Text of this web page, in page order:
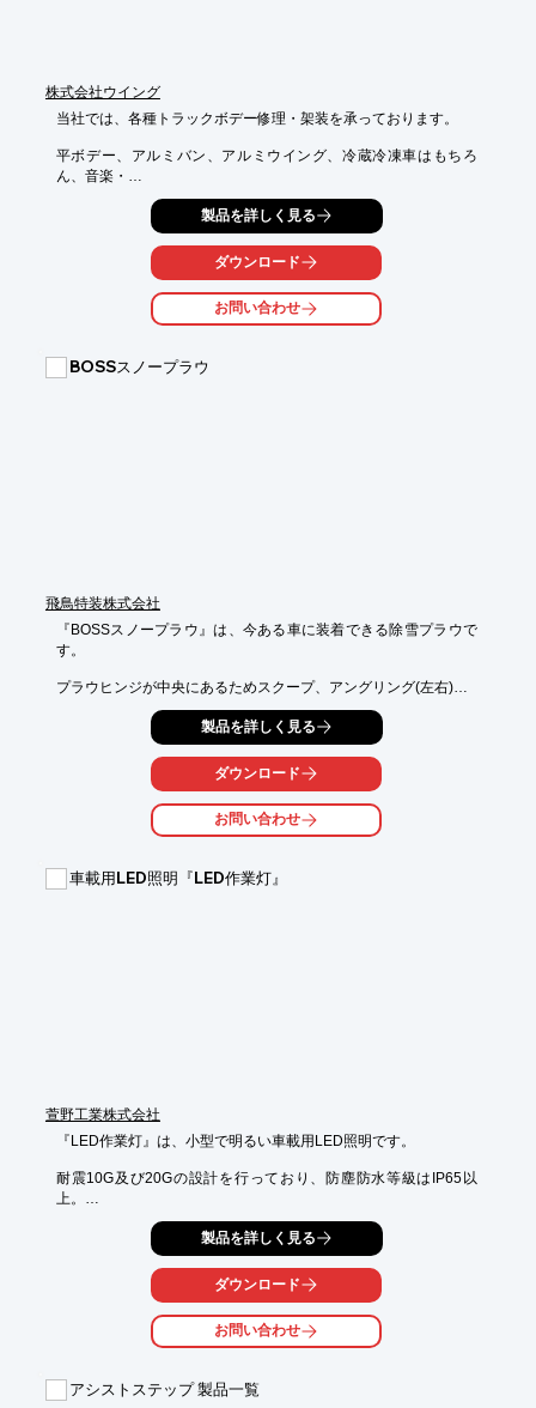
株式会社ウイング
当社では、各種トラックボデー修理・架装を承っております。
平ボデー、アルミバン、アルミウイング、冷蔵冷凍車はもちろ
ん、音楽・
芸能・スポーツイベント機材運搬車をはじめ、レーシングカーな
車両輸送用トレーラー、精密機器輸送用空調コンテナトレーラ
動くオフィスなどオーダーメイドの対応も可能です。
■オーダーメイド可能。
■納期の信頼性あり。
製品を詳しく見る
ダウンロード
お問い合わせ
BOSSスノープラウ
飛鳥特装株式会社
『BOSSスノープラウ』は、今ある車に装着できる除雪プラウで
す。
プラウヒンジが中央にあるためスクープ、アングリング(左右)、V
4通りのプラウ形状に変更可能。また、プラウ形状変更操作は室
ジョイスティックにより、簡単に操作することができます。
トラックならではの高速除雪が可能になり、狭い場所の除雪も可
■4通りの形状に変化
製品を詳しく見る
ダウンロード
お問い合わせ
車載用LED照明『LED作業灯』
萱野工業株式会社
『LED作業灯』は、小型で明るい車載用LED照明です。
耐震10G及び20Gの設計を行っており、防塵防水等級はIP65以
上。
特装車の作業灯やフォグランプに適しているLED照明です。
また、特装車のDaylightに適している「LED Daylight」や
特装車用テールランプ「LED Rear Flasher」もご用意しておりま
■省エネ設計
製品を詳しく見る
ダウンロード
お問い合わせ
アシストステップ 製品一覧